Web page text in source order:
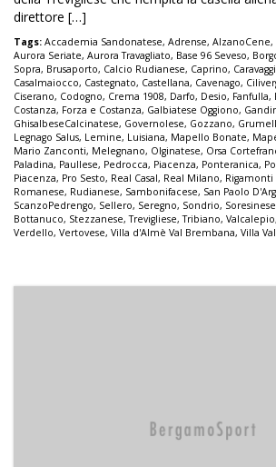
direttore […]
Tags: Accademia Sandonatese, Adrense, AlzanoCene,
Aurora Seriate, Aurora Travagliato, Base 96 Seveso,
Sopra, Brusaporto, Calcio Rudianese, Caprino,
Casalmaiocco, Castegnato, Castellana, Cavenago,
Ciserano, Codogno, Crema 1908, Darfo, Desio, Fanfulla,
Costanza, Forza e Costanza, Galbiatese Oggiono,
GhisalbeseCalcinatese, Governolese, Gozzano,
Legnago Salus, Lemine, Luisiana, Mapello Bonate,
Mario Zanconti, Melegnano, Olginatese, Orsa
Paladina, Paullese, Pedrocca, Piacenza, Ponteranica,
Piacenza, Pro Sesto, Real Casal, Real Milano, Rigamonti
Romanese, Rudianese, Sambonifacese, San Paolo
ScanzoPedrengo, Sellero, Seregno, Sondrio, Soresinese
Bottanuco, Stezzanese,Trevigliese,Tribiano, Valcalepio,
Verdello, Vertovese, Villa d'Almè Val Brembana, Villa